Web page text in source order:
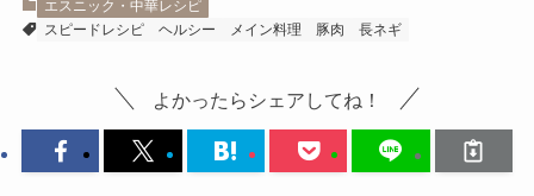
エスニック・中華レシピ
スピードレシピ
ヘルシー メイン料理 豚肉 長ネギ
よかったらシェアしてね！